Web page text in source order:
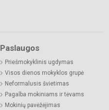
Paslaugos
Priešmokyklinis ugdymas
Visos dienos mokyklos grupė
Neformalusis švietimas
Pagalba mokiniams ir tėvams
Mokinių pavėžėjimas